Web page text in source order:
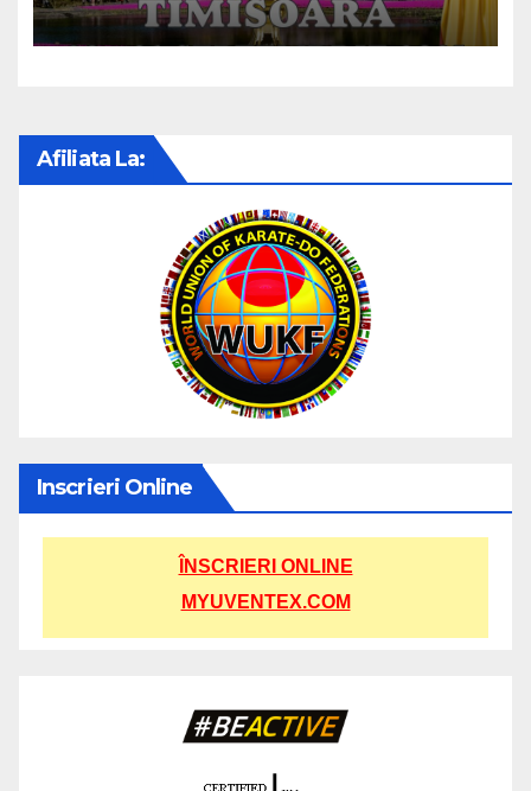
Afiliata La:
Inscrieri Online
ÎNSCRIERI ONLINE
MYUVENTEX.COM